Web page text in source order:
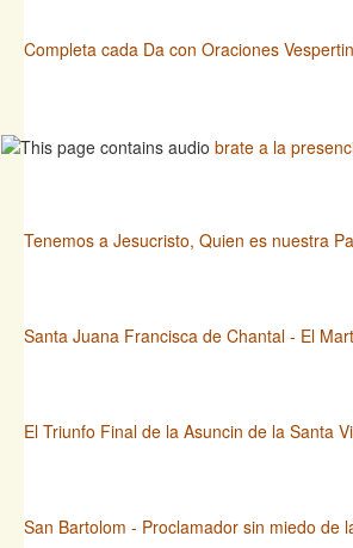
Completa cada Da con Oraciones
brate a la
Tenemos a Jesucristo, Quien es nuestra
Santa Juana Francisca de Chantal - El
El Triunfo Final de la Asuncin de la Santa
San Bartolom - Proclamador sin miedo de